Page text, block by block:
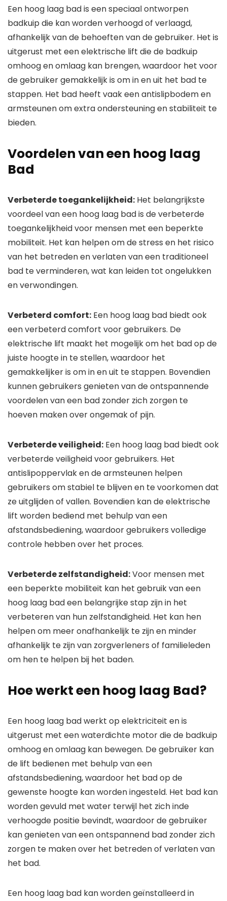
Een hoog laag bad is een speciaal ontworpen
badkuip die kan worden verhoogd of verlaagd,
afhankelijk van de behoeften van de gebruiker. Het is
uitgerust met een elektrische lift die de badkuip
omhoog en omlaag kan brengen, waardoor het voor
de gebruiker gemakkelijk is om in en uit het bad te
stappen. Het bad heeft vaak een antislipbodem en
armsteunen om extra ondersteuning en stabiliteit te
bieden.
Voordelen van een hoog laag
Bad
Verbeterde toegankelijkheid: Het belangrijkste
voordeel van een hoog laag bad is de verbeterde
toegankelijkheid voor mensen met een beperkte
mobiliteit. Het kan helpen om de stress en het risico
van het betreden en verlaten van een traditioneel
bad te verminderen, wat kan leiden tot ongelukken
en verwondingen.
Verbeterd comfort: Een hoog laag bad biedt ook
een verbeterd comfort voor gebruikers. De
elektrische lift maakt het mogelijk om het bad op de
juiste hoogte in te stellen, waardoor het
gemakkelijker is om in en uit te stappen. Bovendien
kunnen gebruikers genieten van de ontspannende
voordelen van een bad zonder zich zorgen te
hoeven maken over ongemak of pijn.
Verbeterde veiligheid: Een hoog laag bad biedt ook
verbeterde veiligheid voor gebruikers. Het
antislipoppervlak en de armsteunen helpen
gebruikers om stabiel te blijven en te voorkomen dat
ze uitglijden of vallen. Bovendien kan de elektrische
lift worden bediend met behulp van een
afstandsbediening, waardoor gebruikers volledige
controle hebben over het proces.
Verbeterde zelfstandigheid:Voor mensen met
een beperkte mobiliteit kan het gebruik van een
hoog laag bad een belangrijke stap zijn in het
verbeteren van hun zelfstandigheid. Het kan hen
helpen om meer onafhankelijk te zijn en minder
afhankelijk te zijn van zorgverleners of familieleden
om hen te helpen bij het baden.
Hoe werkt een hoog laag Bad?
Een hoog laag bad werkt op elektriciteit en is
uitgerust met een waterdichte motor die de badkuip
omhoog en omlaag kan bewegen. De gebruiker kan
de lift bedienen met behulp van een
afstandsbediening, waardoor het bad op de
gewenste hoogte kan worden ingesteld. Het bad kan
worden gevuld met water terwijl het zich inde
verhoogde positie bevindt, waardoor de gebruiker
kan genieten van een ontspannend bad zonder zich
zorgen te maken over het betreden of verlaten van
het bad.
Een hoog laag bad kan worden geïnstalleerd in